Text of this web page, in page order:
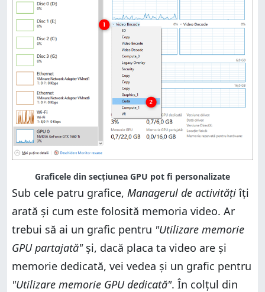
Graficele din secțiunea GPU pot fi personalizate
Sub cele patru grafice, Managerul de activitățiîți
arată și cum este folosită memoria video. Ar
trebui să ai un grafic pentru "Utilizare memorie
GPU partajată"și, dacă placa ta video are și
memorie dedicată, vei vedea și un grafic pentru
"Utilizare memorie GPU dedicată". În colțul din